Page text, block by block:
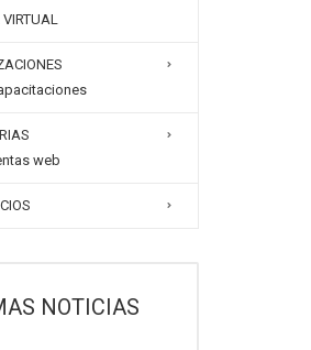
web
NOTICIAS